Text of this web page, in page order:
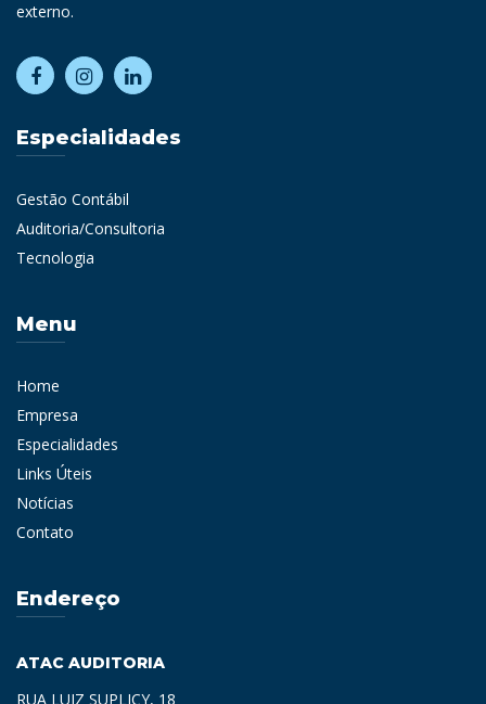
externo.
Especialidades
Gestão Contábil
Auditoria/Consultoria
Tecnologia
Menu
Home
Empresa
Especialidades
Links Úteis
Notícias
Contato
Endereço
ATAC AUDITORIA
RUA LUIZ SUPLICY, 18